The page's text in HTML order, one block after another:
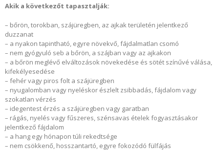
Akik a következőt tapasztalják:
– bőrön, torokban, szájüregben, az ajkak területén jelentkező
duzzanat
– a nyakon tapintható, egyre növekvő, fájdalmatlan csomó
– nem gyógyuló seb a bőrön, a szájban vagy az ajkakon
– a bőrön meglévő elváltozások növekedése és sötét színűvé válása,
kifekélyesedése
– fehér vagy piros folt a szájüregben
– nyugalomban vagy nyeléskor észlelt zsibbadás, fájdalom vagy
szokatlan vérzés
– idegentest érzés a szájüregben vagy garatban
– rágás, nyelés vagy fűszeres, szénsavas ételek fogyasztásakor
jelentkező fájdalom
– a hang egy hónapon túli rekedtsége
– nem csökkenő, hosszantartó, egyre fokozódó fülfájás